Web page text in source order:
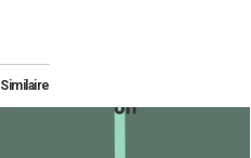
Similaire